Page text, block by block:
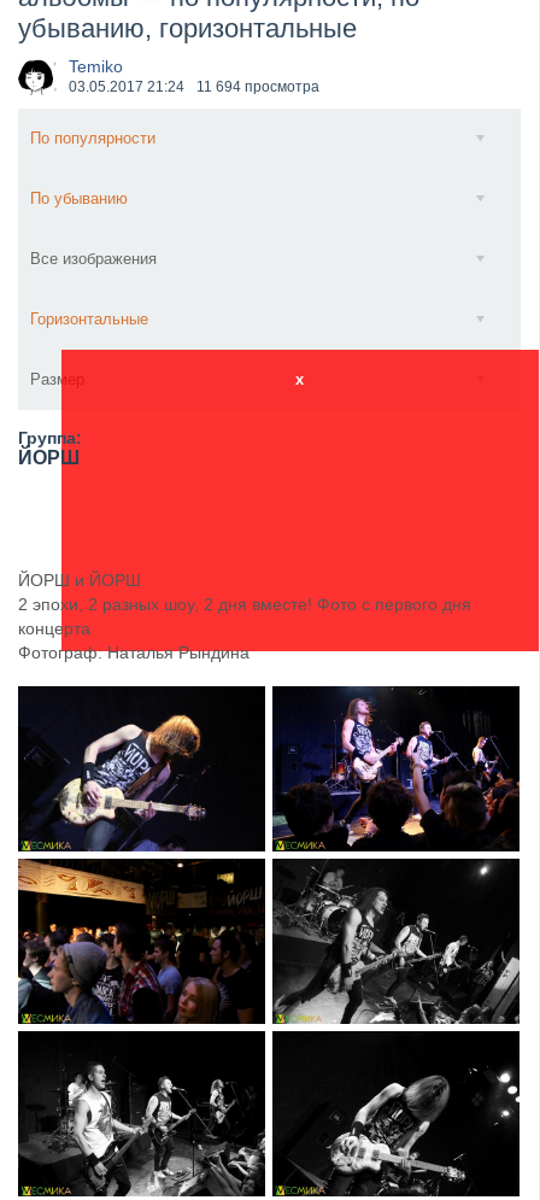
​Wacken Open Air 2027 объявил новую волну участ...
убыванию, горизонтальные
Temiko
03.05.2017 21:24 11 694 просмотра
По популярности
По убыванию
Все изображения
Горизонтальные
Размер x
Группа:
ЙОРШ
ЙОРШ и ЙОРШ
2 эпохи, 2 разных шоу, 2 дня вместе! Фото с первого дня
концерта
Фотограф: Наталья Рындина